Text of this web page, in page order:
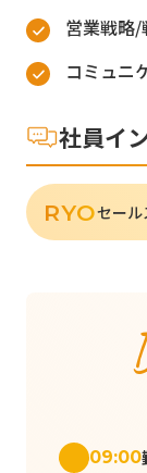
営業戦略/
コミュニ
社員イ
RYOセール
09:00